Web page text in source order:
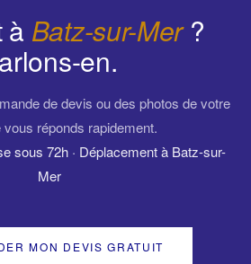
à Batz-sur-Mer?
en.
de devis ou des photos de votre
vous réponds rapidement.
sous 72h · Déplacement à Batz-sur-
Mer
MON DEVIS GRATUIT